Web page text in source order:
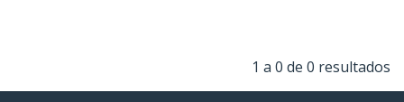
1 a 0 de 0 resultados